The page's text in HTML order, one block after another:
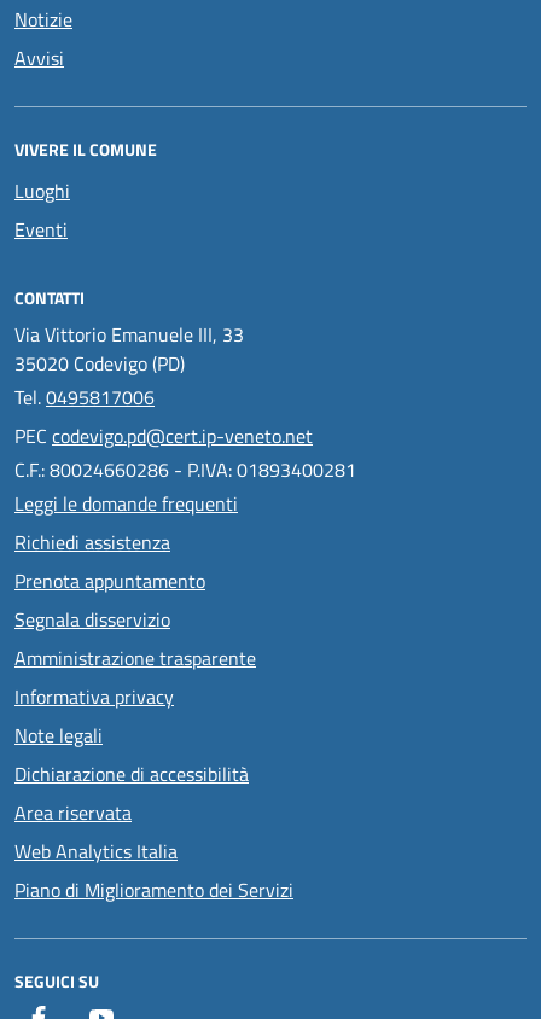
Notizie
Avvisi
VIVERE IL COMUNE
Luoghi
Eventi
CONTATTI
Via Vittorio Emanuele III, 33
35020 Codevigo (PD)
Tel.0495817006
PEC codevigo.pd@cert.ip-veneto.net
C.F.: 80024660286 - P.IVA: 01893400281
Leggi le domande frequenti
Richiedi assistenza
Prenota appuntamento
Segnala disservizio
Amministrazione trasparente
Informativa privacy
Note legali
Dichiarazione di accessibilità
Area riservata
Web Analytics Italia
Piano di Miglioramento dei Servizi
SEGUICI SU